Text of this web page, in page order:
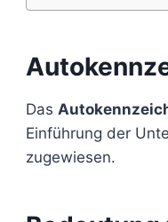
Das
Einführung der
zugewiesen.